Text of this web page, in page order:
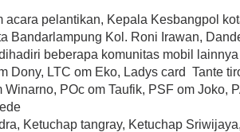
acara pelantikan, Kepala Kesbangpol
Bandarlampung Kol. Roni Irawan,
beberapa komunitas mobil lainnya
Dony, LTC om Eko, Ladys card Tante
Winarno, POc om Taufik, PSF om Joko,
Ketuchap tangray, Ketuchap